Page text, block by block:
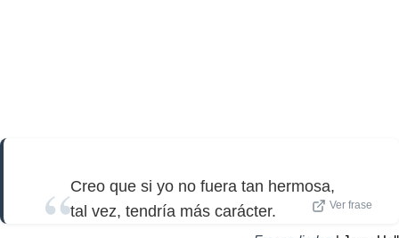
Creo que si yo no fuera tan hermosa,
tal vez, tendría más carácter.
Ver frase